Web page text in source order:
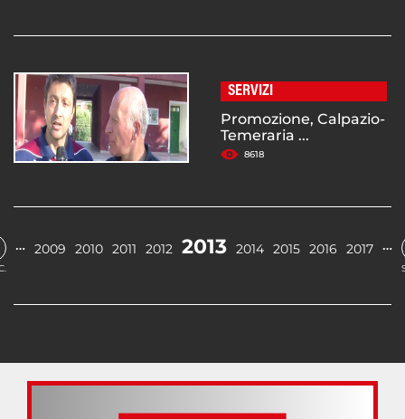
SERVIZI
Promozione, Calpazio-
Temeraria ...
8618
… 2009 2010 2011 2012 2013 2014 2015 2016 2017 …